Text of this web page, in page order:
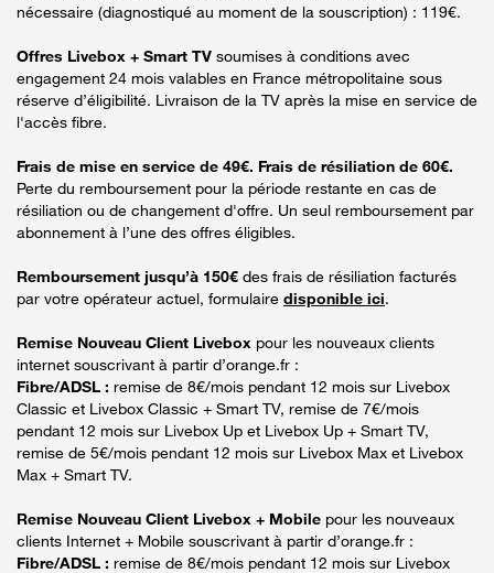
nécessaire (diagnostiqué au moment de la souscription) : 119€.
Offres Livebox + Smart TV soumises à conditions avec
engagement 24 mois valables en France métropolitaine sous
réserve d’éligibilité. Livraison de la TV après la mise en service de
l'accès fibre.
Frais de mise en service de 49€. Frais de résiliation de 60€.
Perte du remboursement pour la période restante en cas de
résiliation ou de changement d'offre. Un seul remboursement par
abonnement à l’une des offres éligibles.
Remboursement jusqu’à 150€ des frais de résiliation facturés
par votre opérateur actuel, formulaire disponible ici.
Remise Nouveau Client Livebox pour les nouveaux clients
internet souscrivant à partir d’orange.fr :
Fibre/ADSL : remise de 8€/mois pendant 12 mois sur Livebox
Classic et Livebox Classic + Smart TV, remise de 7€/mois
pendant 12 mois sur Livebox Up et Livebox Up + Smart TV,
remise de 5€/mois pendant 12 mois sur Livebox Max et Livebox
Max + Smart TV.
Remise Nouveau Client Livebox + Mobile pour les nouveaux
clients Internet + Mobile souscrivant à partir d’orange.fr :
Fibre/ADSL : remise de 8€/mois pendant 12 mois sur Livebox